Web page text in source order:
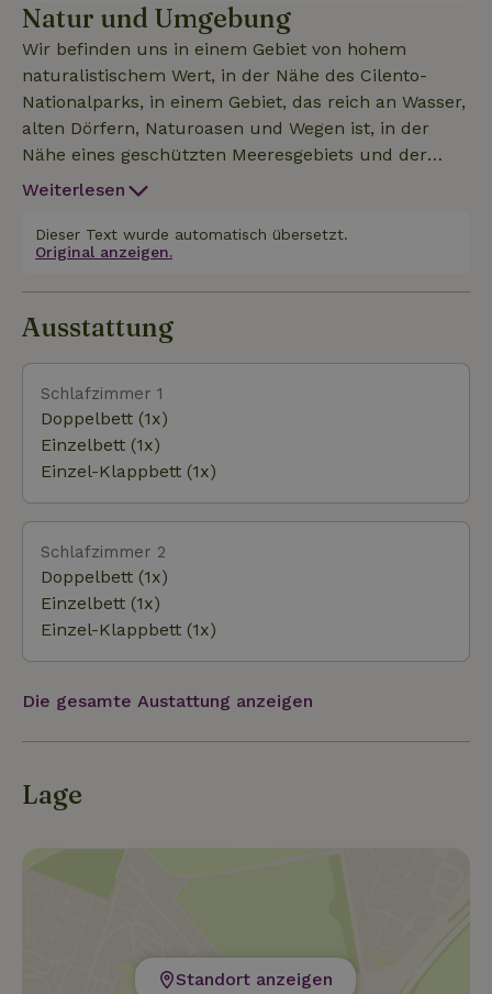
an den Eigentümer in bar beim Check-in (30 Euro
mehr für das dritte Bett und 20 Euro mehr für das
vierte Bett). Ideal für Paare, Familien und längere
Aufenthalte, für alle, die die Berge und das Meer,
die Natur des Cilento lieben. Wir haben das ganze
Jahr über geöffnet, im Sommer sind wir kühl mit
warm mit Holzheizung.
Natur und Umgebung
Wir befinden uns in einem Gebiet von hohem
naturalistischem Wert, in der Nähe des Cilento-
Nationalparks, in einem Gebiet, das reich an Wasser,
alten Dörfern, Naturoasen und Wegen ist, in der
Nähe eines geschützten Meeresgebiets und der
wunderschönen Cilento-Küste. Ideal für Radfahrer
die die Natur und die Bauernhoftiere kennenlernen
Weiterlesen
Dieser Text wurde automatisch übersetzt.
Original anzeigen.
Ausstattung
Schlafzimmer 1
Doppelbett (1x)
Einzelbett (1x)
Einzel-Klappbett (1x)
Schlafzimmer 2
Doppelbett (1x)
Einzelbett (1x)
Einzel-Klappbett (1x)
Die gesamte Austattung anzeigen
Lage
Standort anzeigen